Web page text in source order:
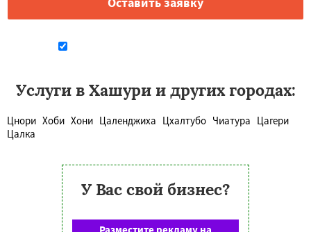
Услуги в Хашури и других городах:
Цнори Хоби Хони Цаленджиха Цхалтубо Чиатура Цагери
Цалка
У Вас свой бизнес?